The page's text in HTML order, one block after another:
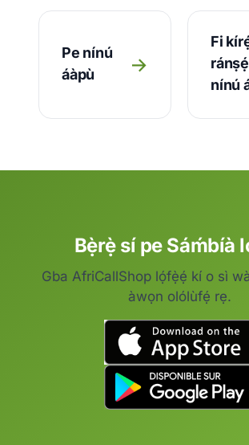
Pe nínú
áàpù
→
Fi
ránṣẹ́
nínú
Bẹ̀rẹ̀ sí pe Sáḿbíà
Gba AfriCallShop lọ́fẹ̀ẹ́ kí o sì
àwọn olólùfẹ́ rẹ.